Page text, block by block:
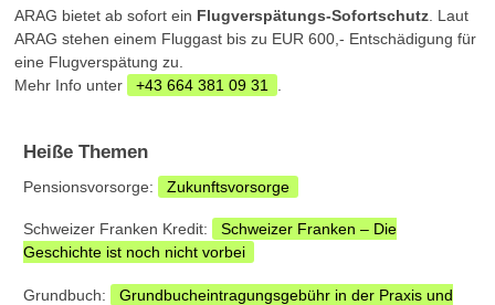
ARAG bietet ab sofort ein Flugverspätungs-Sofortschutz . Laut
ARAG stehen einem Fluggast bis zu EUR 600,- Entschädigung für
eine Flugverspätung zu.
Mehr Info unter
+43 664 381 09 31
Heiße Themen
Pensionsvorsorge: Zukunftsvorsorge
Schweizer Franken Kredit:
Schweizer Franken – Die
Geschichte ist noch nicht vorbei
Grundbuch:
Grundbucheintragungsgebühr in der Praxis und